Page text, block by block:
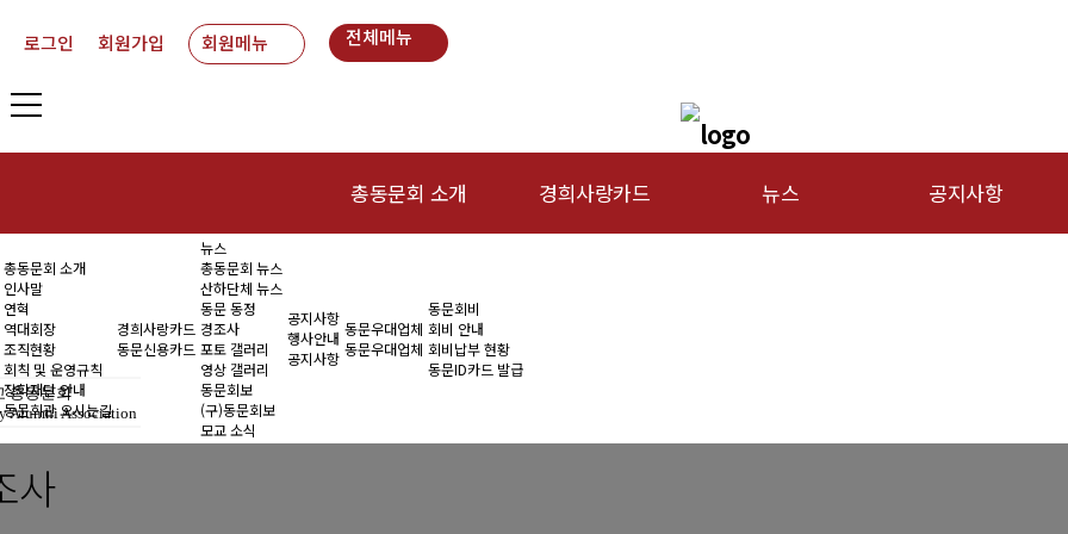
로그인 회원가입 회원메뉴 전체메뉴
총동문회 소개
연혁
역대회장
경희사랑카드 뉴스 공지사항
총동문회 소개
인사말
연혁
역대회장
조직현황
회칙 및 운영규칙
장학재단 안내
동문회관 오시는길
경희사랑카드
동문신용카드
뉴스
총동문회 뉴스
산하단체 뉴스
동문 동정
경조사
포토 갤러리
영상 갤러리
동문회보
(구)동문회보
모교 소식
공지사항
행사안내
공지사항
동문우대업체
동문우대업체
동문회비
회비 안내
회비납부 현황
동문ID카드 발급
총동문회
Alumni Association
사